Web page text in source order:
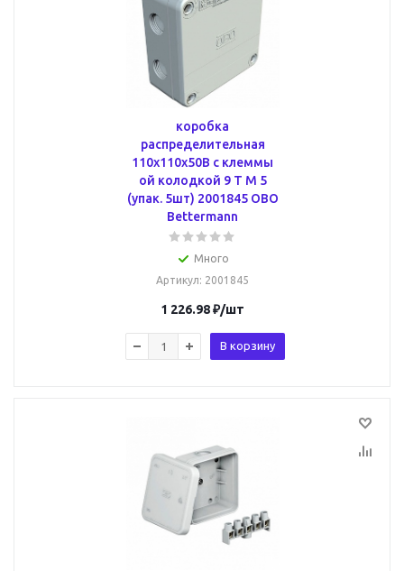
коробка
распределительная
110x110x50B с клеммы
ой колодкой 9 T M 5
(упак. 5шт) 2001845 OBO
Bettermann
Много
Артикул: 2001845
1 226.98₽/шт
В корзину